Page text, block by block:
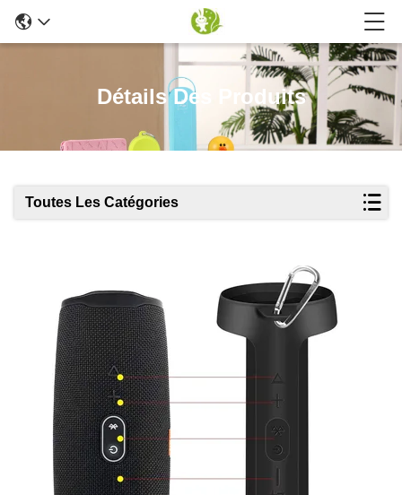
Détails Des Produits
Toutes Les Catégories